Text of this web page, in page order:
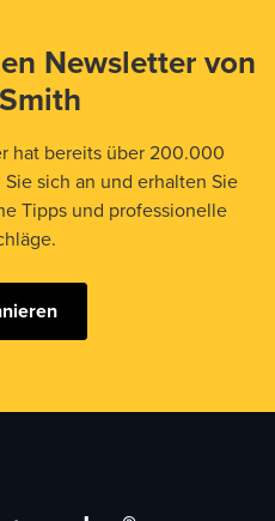
Newsletter von
hat bereits über 200.000
sich an und erhalten Sie
Tipps und professionelle